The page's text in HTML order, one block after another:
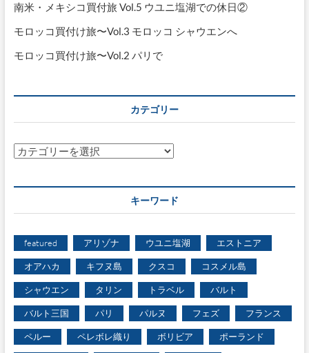
南米・メキシコ買付旅 Vol.5 ウユニ塩湖での休日②
モロッコ買付け旅〜Vol.3 モロッコ シャウエンへ
モロッコ買付け旅〜Vol.2 パリで
カテゴリー
カ
ー
キーワード
featured アリゾナ ウユニ塩湖 エストニア
オアハカ キフヌ島 クスコ コスメル島
シャウエン タリン トラベル バルト
バルト三国 パリ パルヌ フェズ フランス
ペルー ペレボレ織り ボリビア ポーランド